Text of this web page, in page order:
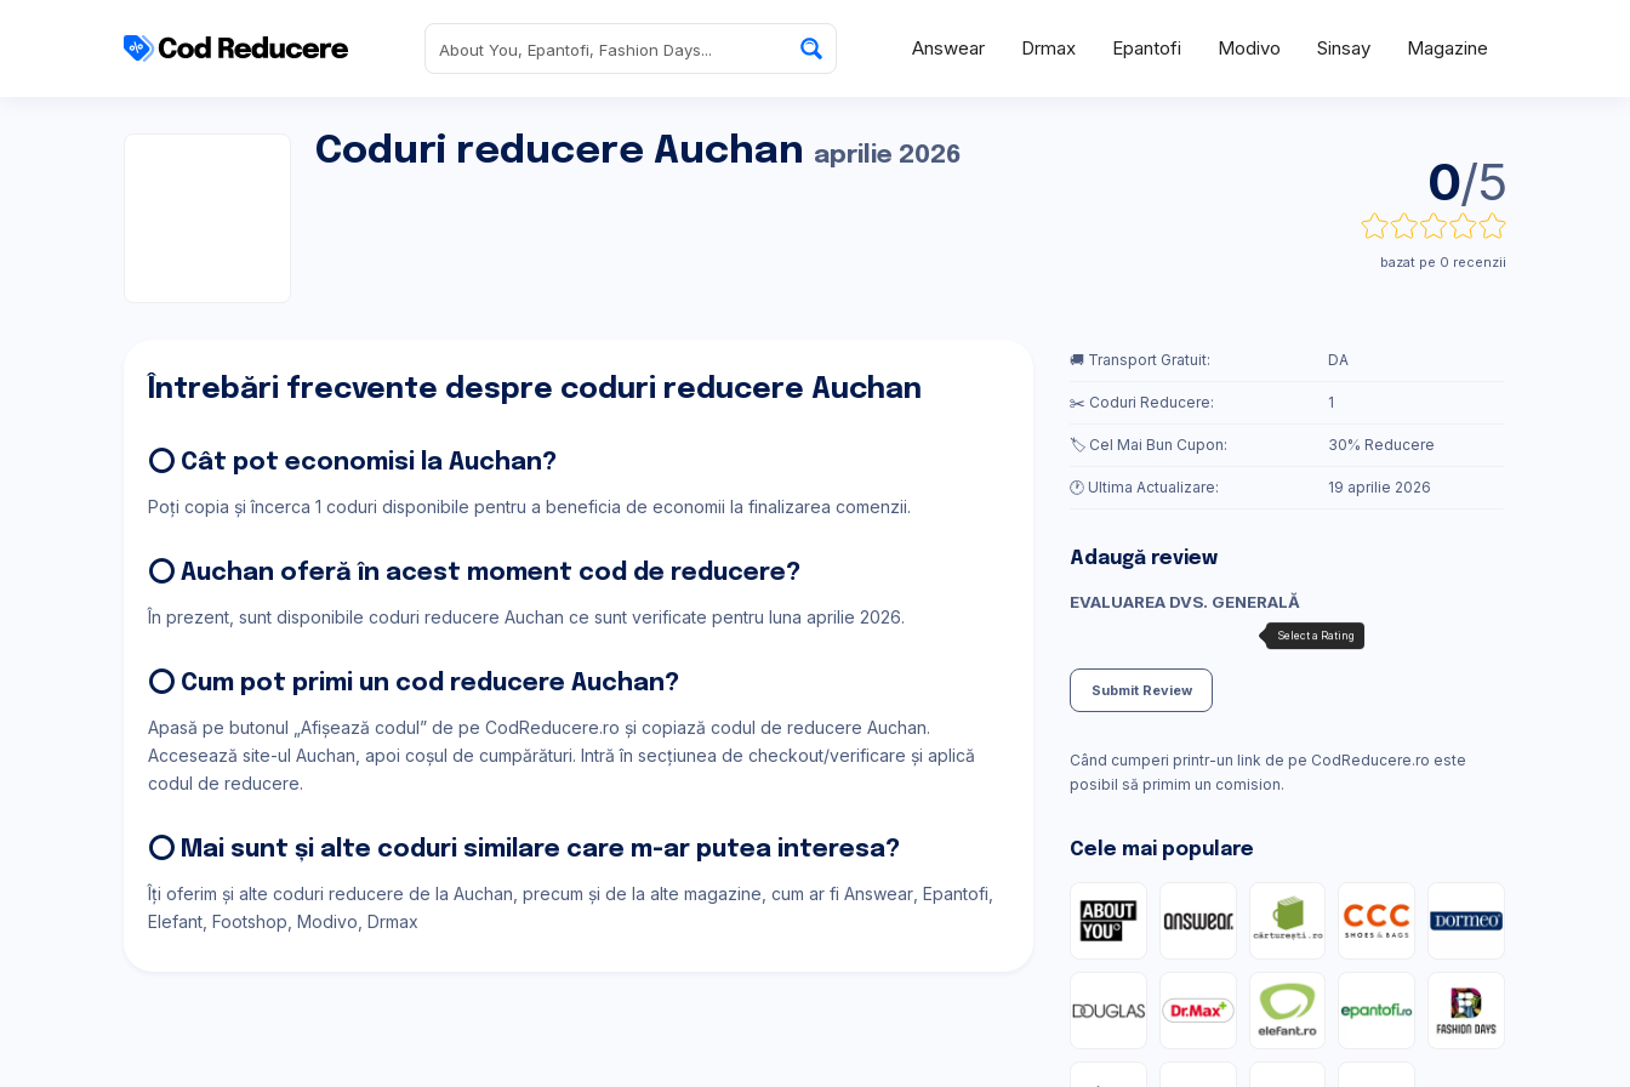
Answear Drmax Epantofi Modivo Sinsay Magazine
Coduri reducere Auchan aprilie 2026 0/5
bazat pe 0 recenzii
Întrebări frecvente despre coduri reducere Auchan
⭕ Cât pot economisi la Auchan?
Poți copia și încerca 1 coduri disponibile pentru a beneficia de economii la finalizarea comenzii.
⭕ Auchan oferă în acest moment cod de reducere?
În prezent, sunt disponibile coduri reducere Auchan ce sunt verificate pentru luna aprilie 2026.
⭕ Cum pot primi un cod reducere Auchan?
Apasă pe butonul „Afișează codul” de pe CodReducere.ro și copiază codul de reducere Auchan.
Accesează site-ul Auchan, apoi coșul de cumpărături. Intră în secțiunea de checkout/verificare și aplică
codul de reducere.
⭕ Mai sunt și alte coduri similare care m-ar putea interesa?
Îți oferim și alte coduri reducere de la Auchan, precum și de la alte magazine, cum ar fi Answear Epantofi
Elefant Footshop Modivo Drmax
🚚 Transport Gratuit: DA
✂️ Coduri Reducere: 1
🏷️ Cel Mai Bun Cupon: 30% Reducere
🕐 Ultima Actualizare: 19 aprilie 2026
Adaugă review
EVALUAREA DVS. GENERALĂ
Submit Review
Când cumperi printr-un link de pe CodReducere.ro este
posibil să primim un comision.
Cele mai populare